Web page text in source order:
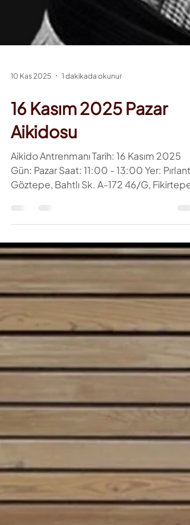
1 dakikada okunur
16 Kasım 2025 Pazar
Aikidosu
Aikido Antrenmanı Tarih: 16 Kasım 2025
Gün: Pazar Saat: 11:00 - 13:00 Yer: Pırlanta
34729 Kadıköy/İSTANBUL Öğretmen:
kökenli bir savaş sanatı olup, rakibin
gücünü ve hareketlerini kullanarak onları
etkisiz hale getirmeyi amaçlar. Aikido,
sadece fiziksel bir savaş sanatı değil, aynı
da kabul edilmektedir. Bu sanat, savunma
teknikleri, düşme ve yu